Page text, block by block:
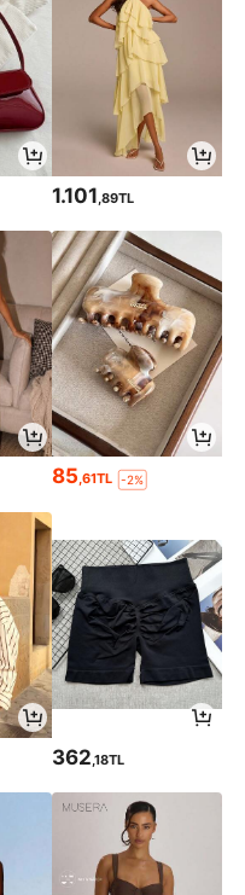
1.101,89TL
85,61TL -2%
362 ,18TL